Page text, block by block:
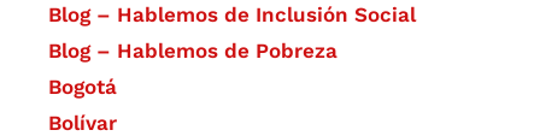
Blog – Hablemos de Inclusión Social
Blog – Hablemos de Pobreza
Bogotá
Bolívar